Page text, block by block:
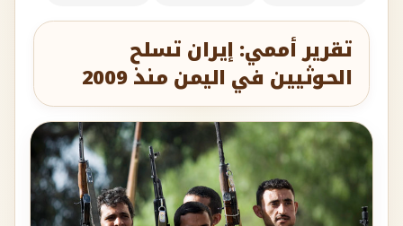
تقرير أممي: إيران تسلح
الحوثيين في اليمن منذ 2009